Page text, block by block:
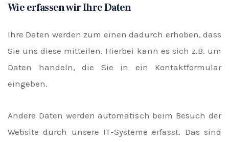
Wie erfassen wir Ihre Daten
Ihre Daten werden zum einen dadurch erhoben, dass
Sie uns diese mitteilen. Hierbei kann es sich z.B. um
Daten handeln, die Sie in ein Kontaktformular
eingeben.
Andere Daten werden automatisch beim Besuch der
Website durch unsere IT-Systeme erfasst. Das sind